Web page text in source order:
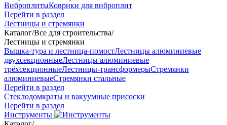
ВиброплитыКоврики для виброплит
Перейти в раздел
Лестницы и стремянки
Каталог/Все для строительства/
Лестницы и стремянки
Вышка-тура и лестница-помостЛестницы алюминиевые
двухсекционныеЛестницы алюминиевые
трёхсекционныеЛестницы-трансформерыСтремянки
алюминиевыеСтремянки стальные
Перейти в раздел
Стеклодомкраты и вакуумные присоски
Перейти в раздел
Инструменты